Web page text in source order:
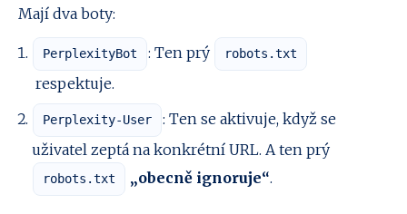
Mají dva boty:
PerplexityBot : Ten prý robots.txt
respektuje.
Perplexity-User
: Ten se aktivuje, když se
uživatel zeptá na konkrétní URL. A ten prý
robots.txt „obecně ignoruje“.